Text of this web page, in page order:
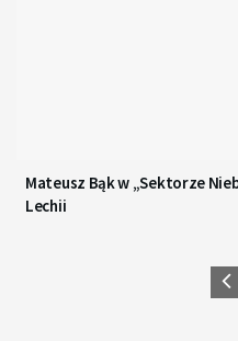
Mateusz Bąk w „Sektorze
Lechii